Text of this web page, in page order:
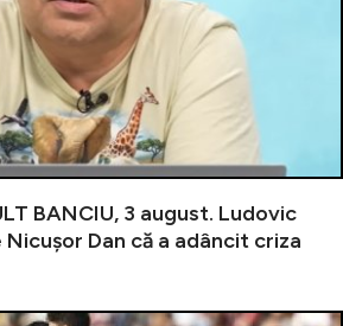
BANCIU, 3 august. Ludovic
Nicușor Dan că a adâncit criza